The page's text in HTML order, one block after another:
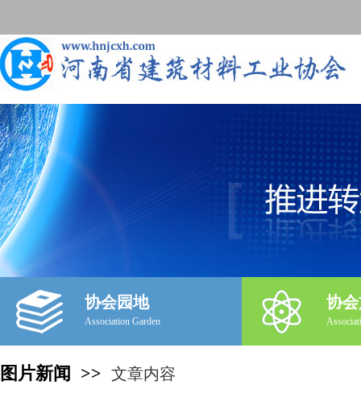
协会园地
Association Garden
协
图片新闻 >> 文章内容